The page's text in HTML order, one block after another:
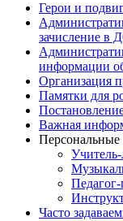
Герои и
зачисление в
информации
Организация
Памятки для
Важная
Персональные
Часто